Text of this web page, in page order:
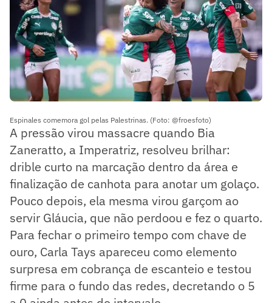
Espinales comemora gol pelas Palestrinas. (Foto: @froesfoto)
A pressão virou massacre quando Bia
Zaneratto, a Imperatriz, resolveu brilhar:
drible curto na marcação dentro da área e
finalização de canhota para anotar um golaço.
Pouco depois, ela mesma virou garçom ao
servir Gláucia, que não perdoou e fez o quarto.
Para fechar o primeiro tempo com chave de
ouro, Carla Tays apareceu como elemento
surpresa em cobrança de escanteio e testou
firme para o fundo das redes, decretando o 5